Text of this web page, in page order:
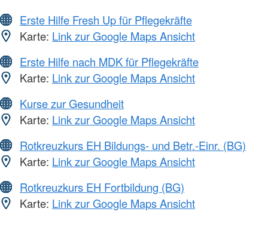
Erste Hilfe Fresh Up für Pflegekräfte
Karte: Link zur Google Maps Ansicht
Erste Hilfe nach MDK für Pflegekräfte
Karte: Link zur Google Maps Ansicht
Kurse zur Gesundheit
Karte: Link zur Google Maps Ansicht
Rotkreuzkurs EH Bildungs- und Betr.-Einr. (BG)
Karte: Link zur Google Maps Ansicht
Rotkreuzkurs EH Fortbildung (BG)
Karte: Link zur Google Maps Ansicht